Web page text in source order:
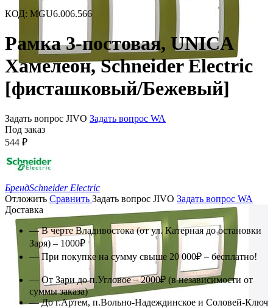
КОД: MGU6.006.566
Рамка 3-постовая, UNICA
Хамелеон, Schneider Electric
[фисташковый/Бежевый]
Задать вопрос JIVO Задать вопрос WA
Под заказ
544 ₽
БрендSchneider Electric
Отложить Сравнить Задать вопрос JIVO Задать вопрос WA
Доставка
— В черте Владивостока (от ул. Катерная до остановки
Заря) – 1000₽
— При покупке на сумму свыше 20 000₽ – бесплатно!
— От Зари до п.Угловое – 2000₽ (в независимости от
суммы заказа)
— До г.Артем, п.Вольно-Надеждинское и Соловей-Ключ